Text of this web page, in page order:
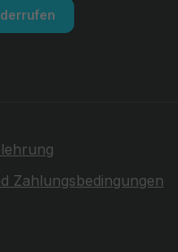
Zahlungsbedingungen